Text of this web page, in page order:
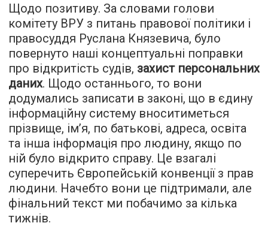
Щодо позитиву. За словами голови
комітету ВРУ з питань правової політики і
правосуддя Руслана Князевича, було
повернуто наші концептуальні поправки
про відкритість судів, захист персональних
даних. Щодо останнього, то вони
додумались записати в законі, що в єдину
інформаційну систему вноситиметься
прізвище, ім’я, по батькові, адреса, освіта
та інша інформація про людину, якщо по
ній було відкрито справу. Це взагалі
суперечить Європейській конвенції з прав
людини. Начебто вони це підтримали, але
фінальний текст ми побачимо за кілька
тижнів.